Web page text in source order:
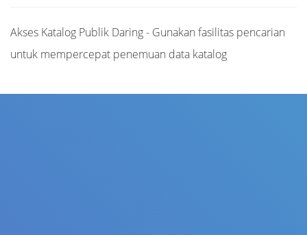
Akses Katalog Publik Daring - Gunakan fasilitas pencarian
untuk mempercepat penemuan data katalog